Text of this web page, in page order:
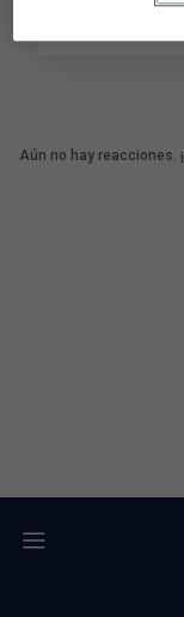
Aún no hay reacciones.